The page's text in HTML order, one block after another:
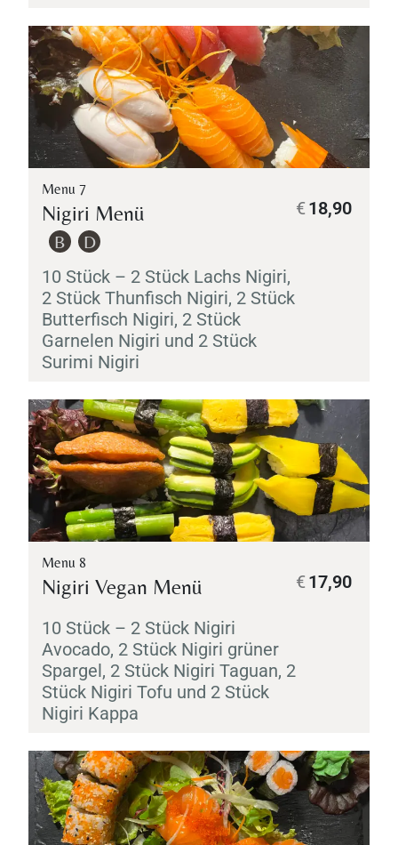
Menu 7
Nigiri Menü
B D
10 Stück – 2 Stück Lachs Nigiri,
2 Stück Thunfisch Nigiri, 2 Stück
Butterfisch Nigiri, 2 Stück
Garnelen Nigiri und 2 Stück
Surimi Nigiri
18,90
€
Menu 8
Nigiri Vegan Menü
10 Stück – 2 Stück Nigiri
Avocado, 2 Stück Nigiri grüner
Spargel, 2 Stück Nigiri Taguan, 2
Stück Nigiri Tofu und 2 Stück
Nigiri Kappa
17,90
€